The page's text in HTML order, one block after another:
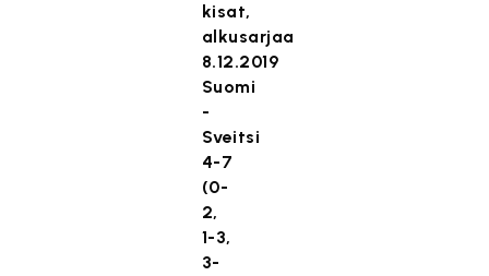
kisat,
alkusarjaa
8.12.2019
Suomi
-
Sveitsi
4-7
(0-
2,
1-3,
3-